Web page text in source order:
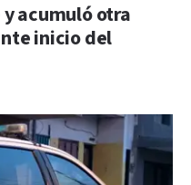
acumuló otra
inicio del